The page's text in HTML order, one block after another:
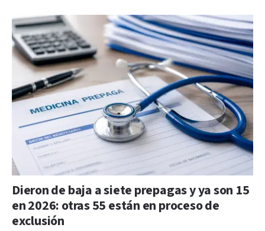
Dieron de baja a siete prepagas y ya son 15
en 2026: otras 55 están en proceso de
exclusión